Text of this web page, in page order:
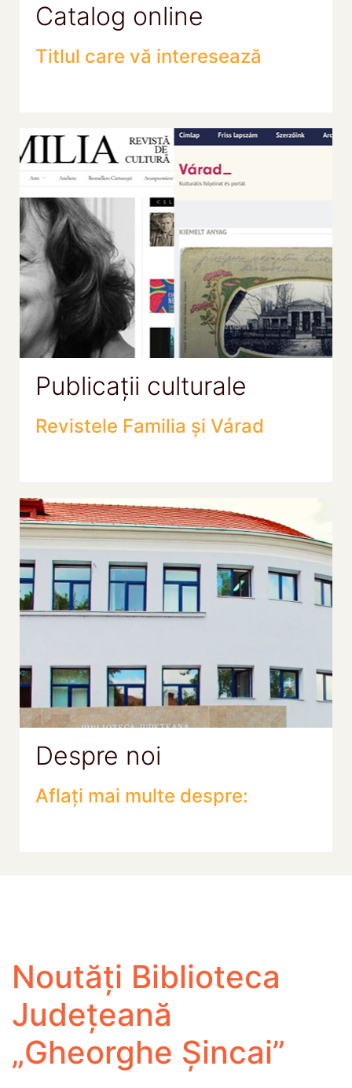
Catalog online
Titlul care vă interesează
Publicații culturale
Revistele Familia și Várad
Despre noi
Aflați mai multe despre:
Noutăți Biblioteca
Județeană
„Gheorghe Șincai”